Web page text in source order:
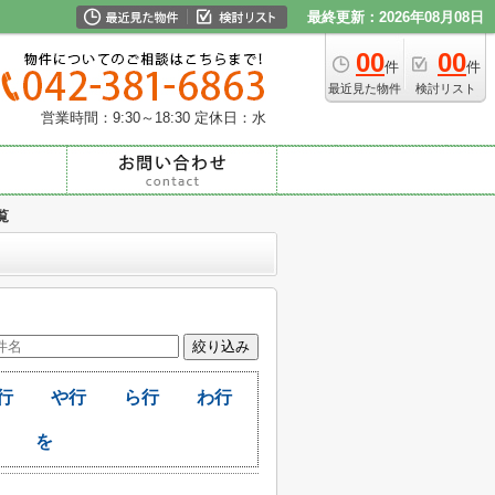
最終更新：2026年08月08日
00件
最近見た物件
00件
検討リスト
営業時間：9:30～18:30 定休日：水
や行 ら行 わ行
を